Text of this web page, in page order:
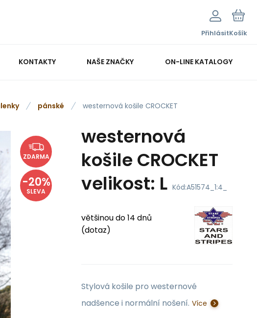
PřihlásitKošík
KONTAKTY NAŠE ZNAČKY ON-LINE KATALOGY
pánské westernová košile CROCKET
ZDARMA
-20%
SLEVA
westernová
košile CROCKET
velikost: L Kód:A51574_1:4_
většinou do 14 dnů
(dotaz)
Stylová košile pro westernové
nadšence i normální nošení. Více